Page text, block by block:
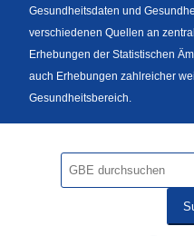
Gesundheitsdaten und
verschiedenen Quellen an
Erhebungen der Statistischen
auch Erhebungen zahlreicher
Gesundheitsbereich.